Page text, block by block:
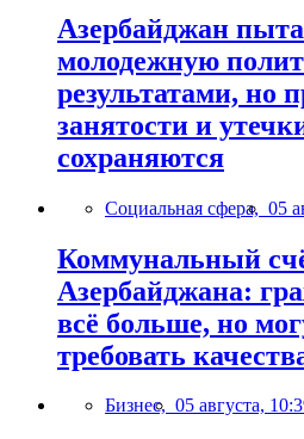
Азербайджан
молодежную
результатами, но
занятости и
сохраняются
Социальная сфера, 05
Коммунальный
Азербайджана:
всё больше, но
требовать
Бизнес, 05 августа,